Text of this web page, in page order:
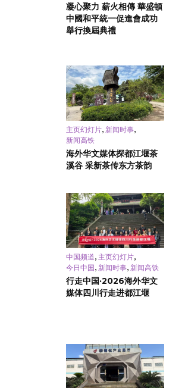
凝心聚力 薪火相傳 華盛頓
中國和平統一促進會成功
舉行換屆典禮
主页幻灯片, 新闻时事,
新闻高铁
海外华文媒体探都江堰茶
溪谷 采新茶传东方茶韵
中国频道, 主页幻灯片,
今日中国, 新闻时事, 新闻高铁
行走中国·2026海外华文
媒体四川行走进都江堰